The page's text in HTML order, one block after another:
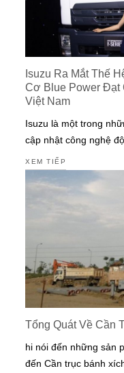
Isuzu Ra Mắt Thế
Cơ Blue Power Đạt
Việt Nam
Isuzu là một trong
cập nhật công nghệ
XEM TIẾP
Tổng Quát Về Cần
hi nói đến những sản
đến Cần trục bánh